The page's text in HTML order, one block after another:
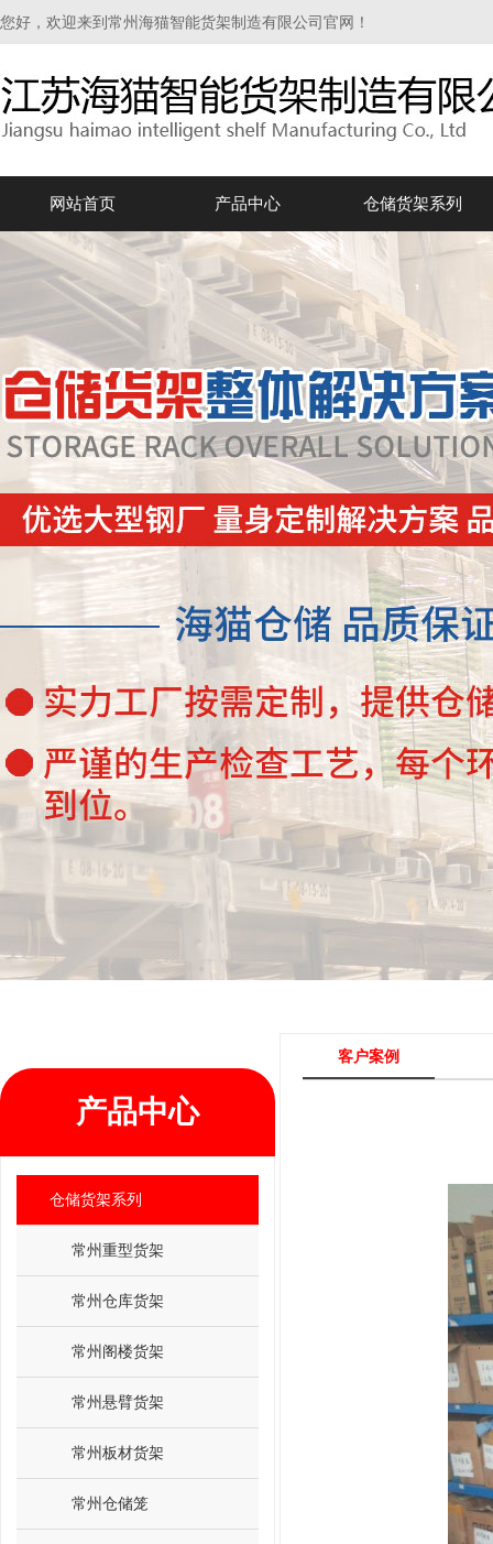
您好，欢迎来到常州海猫智能货架制造有限公司官网！
网站首页 产品中心 仓储货架系列
产品中心
仓储货架系列
常州重型货架
常州仓库货架
常州阁楼货架
常州悬臂货架
常州板材货架
常州仓储笼
客户案例